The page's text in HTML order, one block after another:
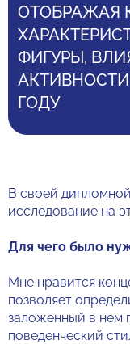
ОТОБРАЖАЯ
ФИГУРЫ,
ГОДУ
В своей
исследование на
Для чего было
Мне нравится
позволяет
заложенный в нем
поведенческий